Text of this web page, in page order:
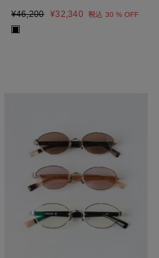
¥46,200 ¥32,340 税込 30 % OFF
■